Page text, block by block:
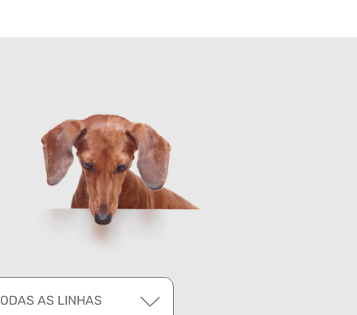
AS LINHAS